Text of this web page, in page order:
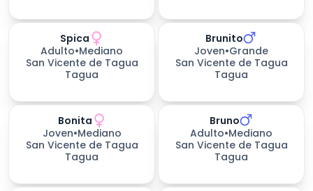
Spica
Adulto•Mediano
San Vicente de Tagua
Tagua
Brunito
Joven•Grande
San Vicente de Tagua
Tagua
Bonita
Joven•Mediano
San Vicente de Tagua
Tagua
Bruno
Adulto•Mediano
San Vicente de Tagua
Tagua